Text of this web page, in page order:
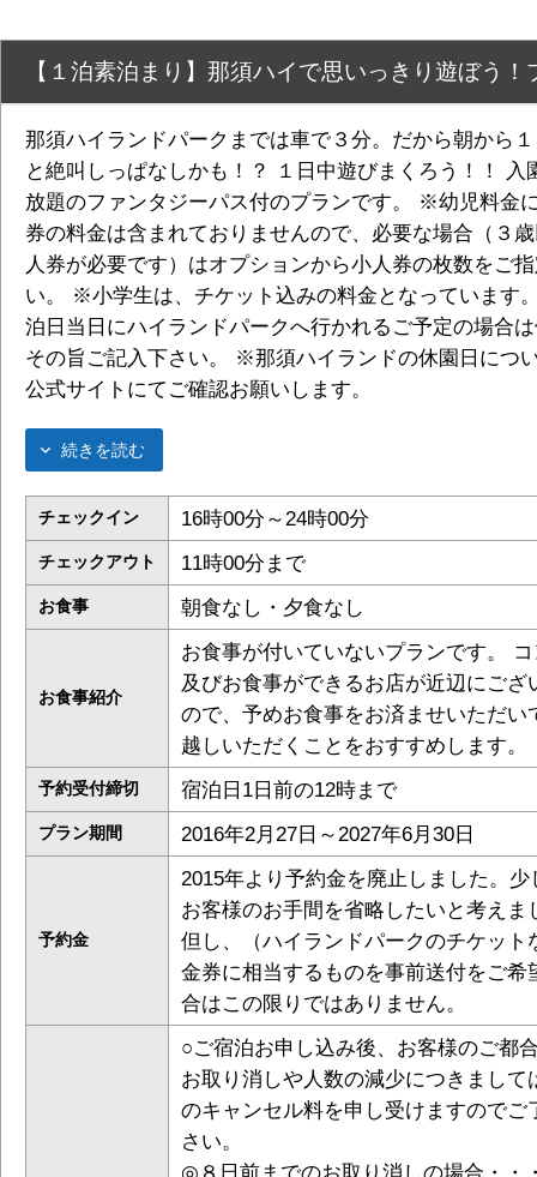
【１泊素泊まり】那須ハイで思いっきり遊ぼう！
那須ハイランドパークまでは車で３分。だから朝から
と絶叫しっぱなしかも！？ １日中遊びまくろう！！ 入
放題のファンタジーパス付のプランです。 ※幼児料金
券の料金は含まれておりませんので、必要な場合（３
人券が必要です）はオプションから小人券の枚数をご
い。 ※小学生は、チケット込みの料金となっています
泊日当日にハイランドパークへ行かれるご予定の場合
その旨ご記入下さい。 ※那須ハイランドの休園日につ
公式サイトにてご確認お願いします。
続きを読む
チェックイン 16時00分～24時00分
チェックアウト 11時00分まで
お食事 朝食なし・夕食なし
お食事紹介
お食事が付いていないプランです。
及びお食事ができるお店が近辺にござ
ので、予めお食事をお済ませいただい
越しいただくことをおすすめします。
予約受付締切 宿泊日1日前の12時まで
プラン期間 2016年2月27日～2027年6月30日
予約金
2015年より予約金を廃止しました。少
お客様のお手間を省略したいと考えま
但し、（ハイランドパークのチケット
金券に相当するものを事前送付をご希
合はこの限りではありません。
○ご宿泊お申し込み後、お客様のご都
お取り消しや人数の減少につきまして
のキャンセル料を申し受けますのでご
さい。
◎８日前までのお取り消しの場合・・